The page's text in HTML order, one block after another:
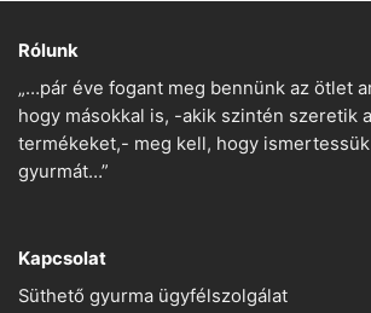
Rólunk
„…pár éve fogant meg bennünk az ötlet
hogy másokkal is, -akik szintén szeretik
termékeket,- meg kell, hogy
gyurmát…”
Kapcsolat
Süthető gyurma ügyfélszolgálat